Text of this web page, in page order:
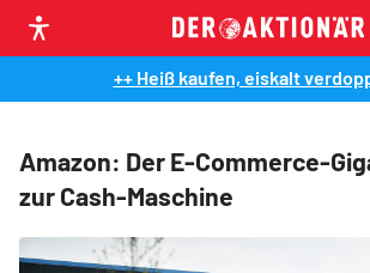
++ Heiß kaufen, eiskalt
Amazon: Der E-Commerce-
zur Cash-Maschine